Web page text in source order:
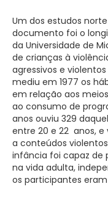
Um dos estudos
documento foi o
da Universidade de
de crianças à
agressivos e
mediu em 1977 os
em relação aos
ao consumo de
anos ouviu 329
entre 20 e 22 anos,
a conteúdos
infância foi capaz de
na vida adulta,
os participantes